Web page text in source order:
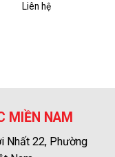
Liên hệ
MIỀN NAM
Nhất 22, Phường